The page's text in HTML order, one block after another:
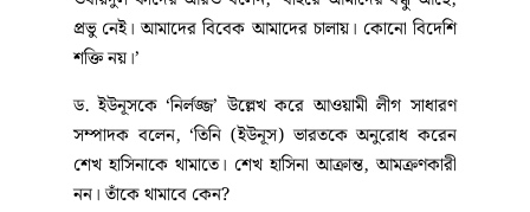
প্রভু নেই। আমাদের বিবেক আমাদের চালায়। কোনো বিদেশি
শক্তি নয়।’
ড. ইউনূসকে ‘নির্লজ্জ’ উল্লেখ করে আওয়ামী লীগ সাধারণ
সম্পাদক বলেন, ‘তিনি (ইউনূস) ভারতকে অনুরোধ করেন
শেখ হাসিনাকে থামাতে। শেখ হাসিনা আক্রান্ত, আমক্রণকারী
নন। তাঁকে থামাবে কেন?